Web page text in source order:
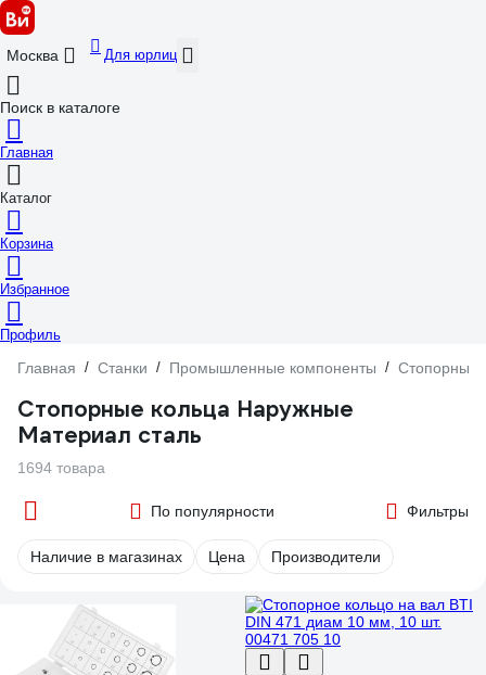
Москва Для юрлиц
Поиск в каталоге
Главная
Каталог
Корзина
Избранное
Профиль
Главная / Станки / Промышленные компоненты / Стопорные
Стопорные кольца Наружные
Материал сталь
1694 товара
По популярности Фильтры
Наличие в магазинах Цена Производители